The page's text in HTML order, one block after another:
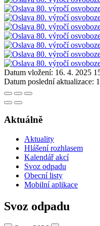
Datum vložení: 16. 4. 2025
Datum poslední aktualizace:
Aktuálně
Aktuality
Hlášení rozhlasem
Kalendář akcí
Svoz odpadu
Obecní listy
Mobilní aplikace
Svoz odpadu